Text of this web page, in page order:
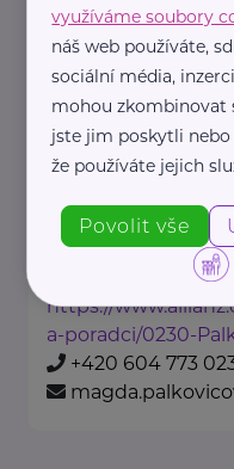
Allianz pojišťovna,
Jugoslávských partyzánů
638/24
Na našich
vám rád poradí a
https://
a-poradci/0230-
+420 604 773
využíváme soubory
náš web používáte,
sociální média,
mohou zkombinovat
jste jim poskytli
že používáte jejich
Povolit vše